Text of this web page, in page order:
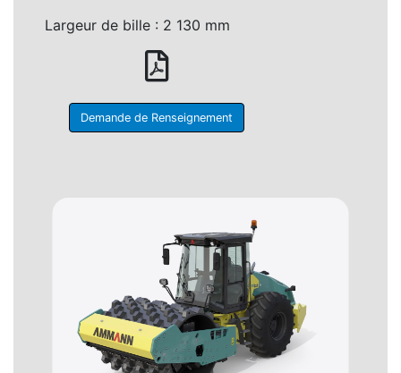
Largeur de bille : 2 130 mm
Demande de Renseignement